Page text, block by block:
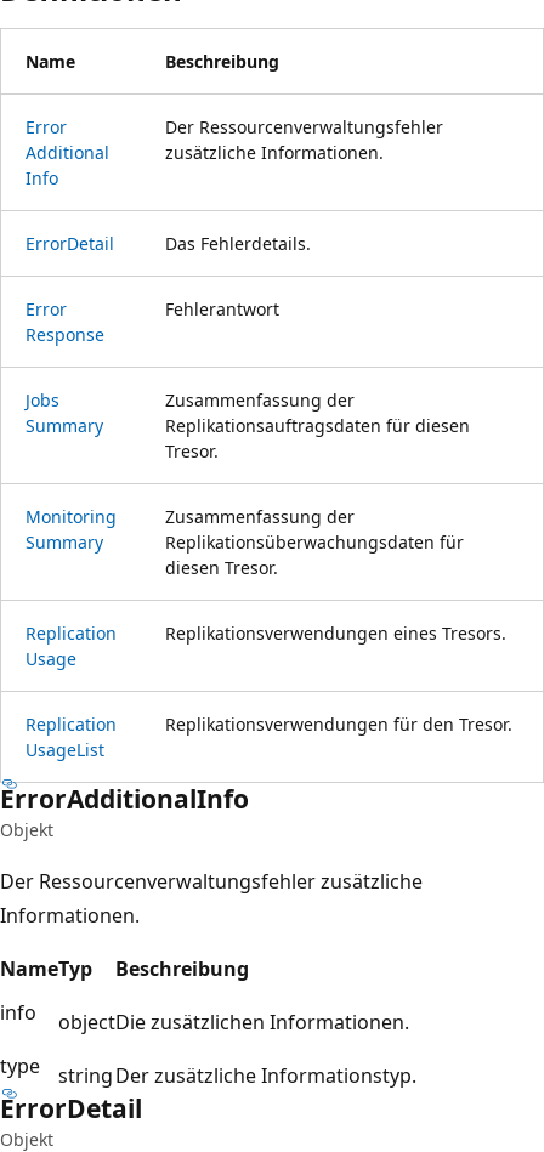
Name Beschreibung
Error
Additional
Info
Der Ressourcenverwaltungsfehler
zusätzliche Informationen.
ErrorDetail Das Fehlerdetails.
Error
Response
Fehlerantwort
Jobs
Summary
Zusammenfassung der
Replikationsauftragsdaten für diesen
Tresor.
Monitoring
Summary
Zusammenfassung der
Replikationsüberwachungsdaten für
diesen Tresor.
Replication
Usage
Replikationsverwendungen eines Tresors.
Replication
UsageList
Replikationsverwendungen für den Tresor.
ErrorAdditionalInfo
Objekt
Der Ressourcenverwaltungsfehler zusätzliche
Informationen.
NameTyp
Beschreibung
info
objectDie zusätzlichen Informationen.
type
stringDer zusätzliche Informationstyp.
ErrorDetail
Objekt